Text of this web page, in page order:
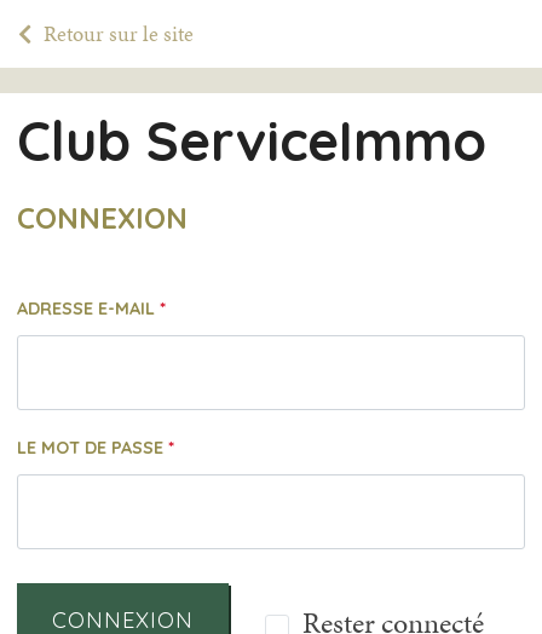
Retour sur le site
Club ServiceImmo
CONNEXION
ADRESSE E-MAIL
LE MOT DE PASSE
CONNEXION Rester connecté